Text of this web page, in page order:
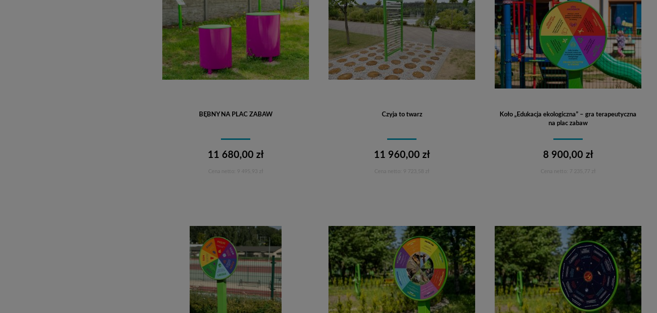
BĘBNY NA PLAC ZABAW
11 680,00 zł
9 495,93 zł
Czyja to twarz
11 960,00 zł
9 723,58 zł
Koło „Edukacja ekologiczna” – gra terapeutyczna
na plac zabaw
8 900,00 zł
7 235,77 zł